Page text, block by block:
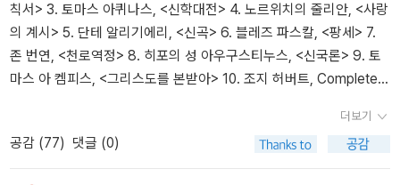
물인지 조차 의심하여 믿겨지지 않는 분들에겐 믿음의 눈이 열리기를
바라고 기도할 수 밖에 없습니다. 일단 믿겨지기 시작하면 논리적인
설명은 그다지 필요 없기 때문입니다.저는 어른이 되고 믿었고 자연
과학 전공자이기 때문에 새로운 사실은 머리로서 받아 들이고 논리적
대조하는 제 자신을 발견하곤 합니다. 점차 믿음의 눈으로 먼저 이해
하는 것이 많아져 다행입니다. 이 책은 믿음을 성경과 경험을 바탕으
떤 관계를 맺는가가 가장 중요하다고 주장하는 것입니다. 예수 그리
스도를 알지 못하면 기독교를 전혀 알지 못하는 것입니다. 이런 문제
의식을 바탕으로 저자는 '기독교의 기본진리'를 풀어나갑니다. 이 책
은 4부로 구성되어 있습니다. 먼저 1장에서는 그렇게 중요하다는 예
나님과 동등한 위치에 놓았다는 것을 인정합니다. (그 부분 때문에 유
칙서> 3. 토마스 아퀴나스, <신학대전> 4. 노르위치의 줄리안, <사랑
의 계시> 5. 단테 알리기에리, <신곡> 6. 블레즈 파스칼, <팡세> ​7.
존 번연, <천로역정> 8. 히포의 성 아우구스티누스, <신국론> 9. 토
마스 아 켐피스, <그리스도를 본받아> 10. 조지 허버트, Complete E
가의 성 요한, <어둔 밤> ​15. Thomas Traherne, <Centuries of M
editations>16. 존 밀턴, <잃어버린 낙원> ​​17. 제라드 맨리 홉킨스, T
더보기
공감 (77) 댓글 (0)